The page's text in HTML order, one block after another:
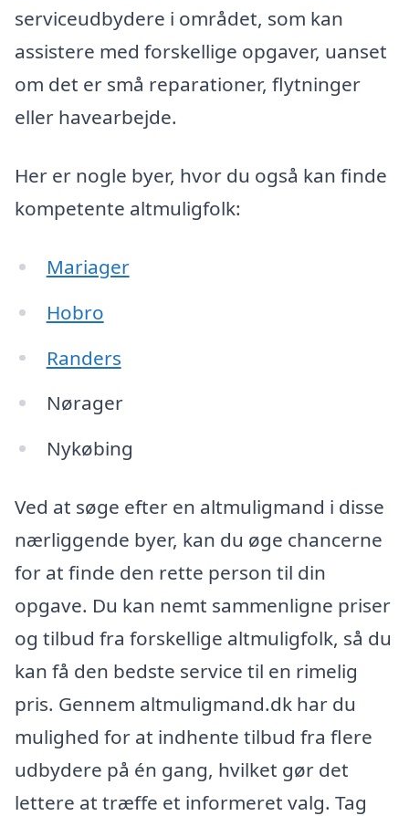
serviceudbydere i området, som kan
assistere med forskellige opgaver, uanset
om det er små reparationer, flytninger
eller havearbejde.
Her er nogle byer, hvor du også kan finde
kompetente altmuligfolk:
Mariager
Hobro
Randers
Nørager
Nykøbing
Ved at søge efter en altmuligmand i disse
nærliggende byer, kan du øge chancerne
for at finde den rette person til din
opgave. Du kan nemt sammenligne priser
og tilbud fra forskellige altmuligfolk, så du
kan få den bedste service til en rimelig
pris. Gennem altmuligmand.dk har du
mulighed for at indhente tilbud fra flere
udbydere på én gang, hvilket gør det
lettere at træffe et informeret valg. Tag